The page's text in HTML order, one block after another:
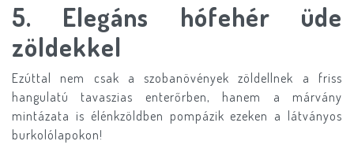
5. Elegáns hófehér üde
zöldekkel
Ezúttal nem csak a szobanövények zöldellnek a friss
hangulatú tavaszias enterőrben, hanem a márvány
mintázata is élénkzöldben pompázik ezeken a látványos
burkolólapokon!